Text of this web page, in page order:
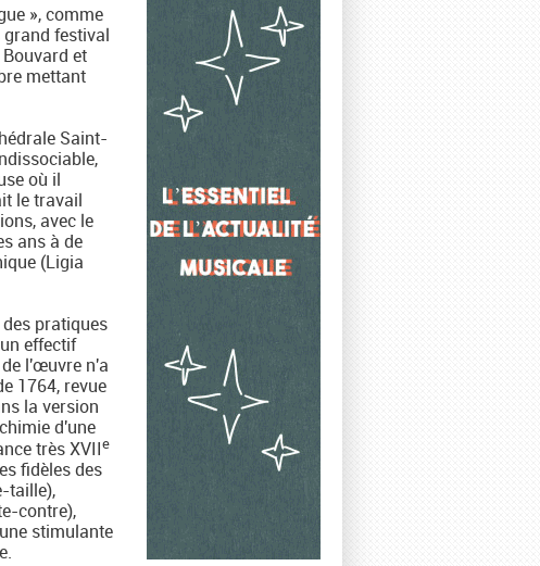
», comme
festival
et
mettant
Saint-
où il
le travail
avec le
ans à de
(Ligia
pratiques
effectif
l'œuvre n'a
1764, revue
la version
d'une
très XVIIe
fidèles des
taille),
contre),
stimulante